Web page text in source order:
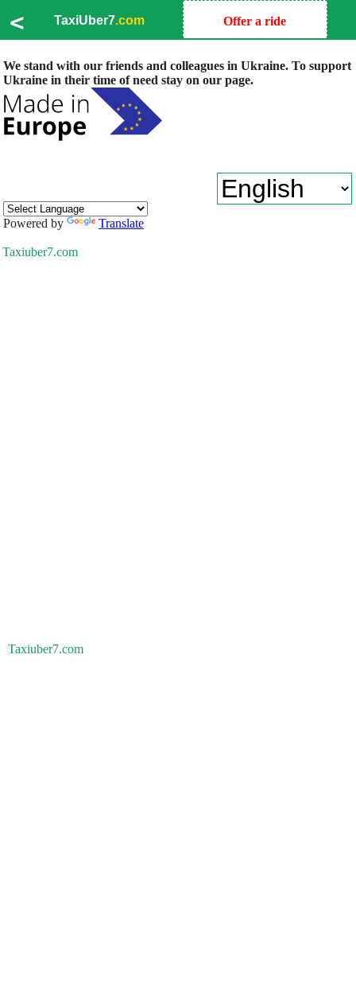
< TaxiUber7.com Offer a ride
We stand with our friends and colleagues in Ukraine. To support
Ukraine in their time of need stay on our page.
Powered by Translate
Taxiuber7.com
Taxiuber7.com